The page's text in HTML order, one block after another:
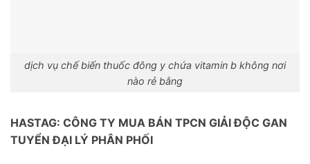
dịch vụ chế biến thuốc đông y chứa vitamin b không nơi
nào rẻ bằng
HASTAG: CÔNG TY MUA BÁN TPCN GIẢI ĐỘC GAN
TUYỂN ĐẠI LÝ PHÂN PHỐI